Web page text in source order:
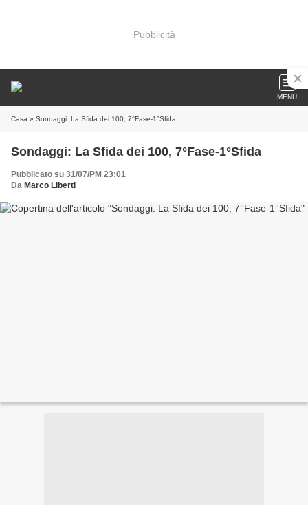
Pubblicità
MENU
Casa » Sondaggi: La Sfida dei 100, 7°Fase-1°Sfida
Sondaggi: La Sfida dei 100, 7°Fase-1°Sfida
Pubblicato su 31/07/PM 23:01
Da Marco Liberti